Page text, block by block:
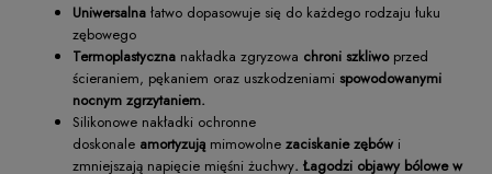
Uniwersalna łatwo dopasowuje się do każdego rodzaju łuku
zębowego
Termoplastyczna nakładka zgryzowa chroni szkliwoprzed
ścieraniem, pękaniem oraz uszkodzeniami spowodowanymi
nocnym zgrzytaniem.
Silikonowe nakładki ochronne
doskonale amortyzują mimowolne zaciskanie zębów i
zmniejszają napięcie mięśni żuchwy. Łagodzi objawy bólowe w